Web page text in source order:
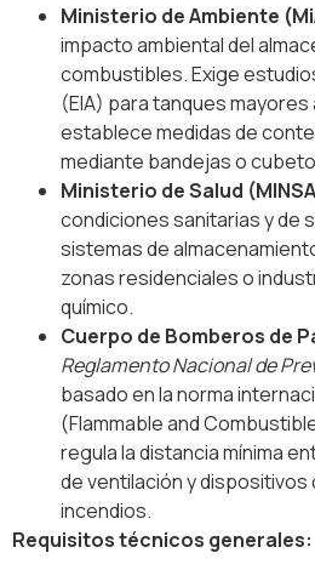
Ministerio de Ambiente
impacto ambiental del
combustibles. Exige
(EIA) para tanques
establece medidas de
mediante bandejas o
Ministerio de Salud
condiciones sanitarias y de
sistemas de
zonas residenciales o
químico.
Cuerpo de Bomberos de
Reglamento Nacional de
basado en la norma
(Flammable and
regula la distancia mínima
de ventilación y dispositivos
incendios.
Requisitos técnicos generales: